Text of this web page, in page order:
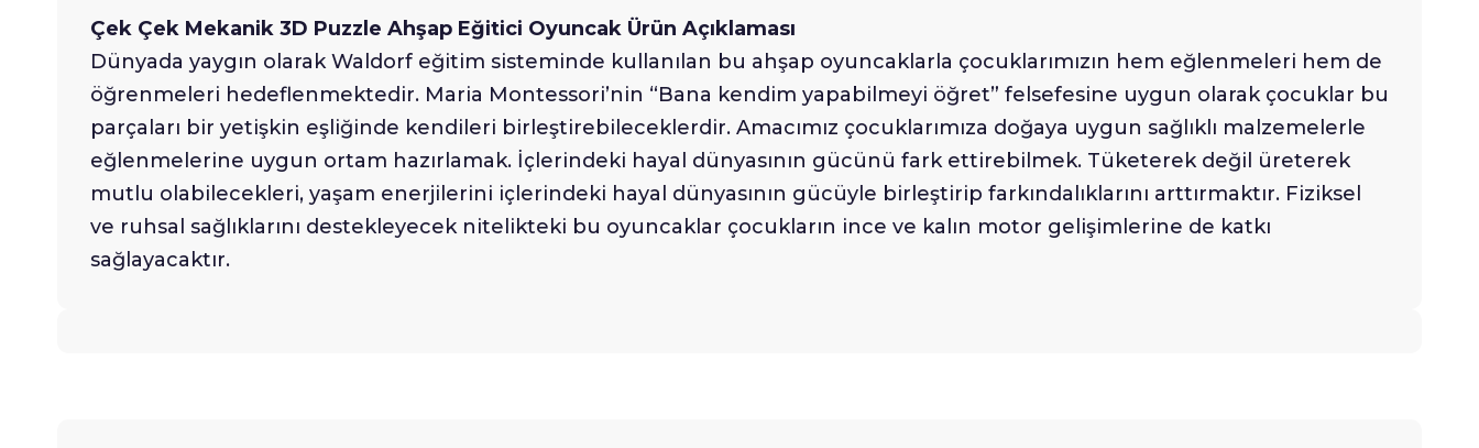
Çek Çek Mekanik 3D Puzzle Ahşap Eğitici Oyuncak Ürün Açıklaması
Dünyada yaygın olarak Waldorf eğitim sisteminde kullanılan bu ahşap oyuncaklarla çocuklarımızın hem eğlenmeleri hem de
öğrenmeleri hedeflenmektedir. Maria Montessori’nin “Bana kendim yapabilmeyi öğret” felsefesine uygun olarak çocuklar bu
parçaları bir yetişkin eşliğinde kendileri birleştirebileceklerdir. Amacımız çocuklarımıza doğaya uygun sağlıklı malzemelerle
eğlenmelerine uygun ortam hazırlamak. İçlerindeki hayal dünyasının gücünü fark ettirebilmek. Tüketerek değil üreterek
mutlu olabilecekleri, yaşam enerjilerini içlerindeki hayal dünyasının gücüyle birleştirip farkındalıklarını arttırmaktır. Fiziksel
ve ruhsal sağlıklarını destekleyecek nitelikteki bu oyuncaklar çocukların ince ve kalın motor gelişimlerine de katkı
sağlayacaktır.